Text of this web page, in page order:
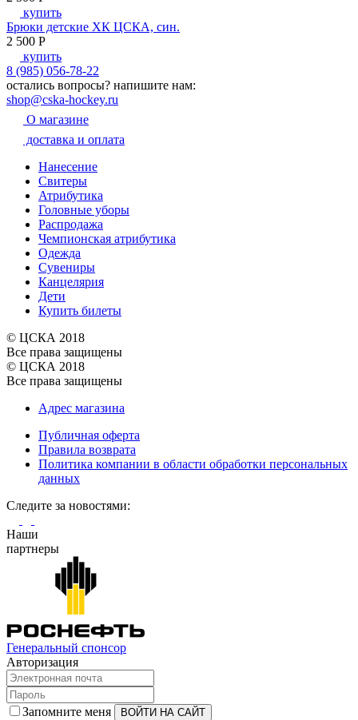
купить
Брюки детские ХК ЦСКА, син.
2 500 P
купить
8 (985) 056-78-22
остались вопросы? напишите нам:
shop@cska-hockey.ru
О магазине
доставка и оплата
Нанесение
Свитеры
Атрибутика
Головные уборы
Распродажа
Чемпионская атрибутика
Одежда
Сувениры
Канцелярия
Дети
Купить билеты
© ЦСКА 2018
Все права защищены
© ЦСКА 2018
Все права защищены
Адрес магазина
Публичная оферта
Правила возврата
Политика компании в области обработки персональных
данных
Cледите за новостями:
Наши
партнеры
Генеральный спонсор
Авторизация
Запомните меня